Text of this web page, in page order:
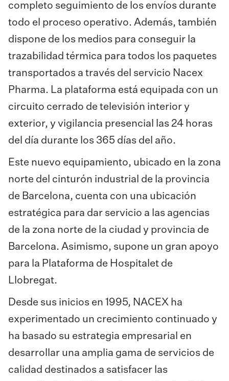
completo seguimiento de los envíos durante
todo el proceso operativo. Además, también
dispone de los medios para conseguir la
trazabilidad térmica para todos los paquetes
transportados a través del servicio Nacex
Pharma. La plataforma está equipada con un
circuito cerrado de televisión interior y
exterior, y vigilancia presencial las 24 horas
del día durante los 365 días del año.
Este nuevo equipamiento, ubicado en la zona
norte del cinturón industrial de la provincia
de Barcelona, cuenta con una ubicación
estratégica para dar servicio a las agencias
de la zona norte de la ciudad y provincia de
Barcelona. Asimismo, supone un gran apoyo
para la Plataforma de Hospitalet de
Llobregat.
Desde sus inicios en 1995, NACEX ha
experimentado un crecimiento continuado y
ha basado su estrategia empresarial en
desarrollar una amplia gama de servicios de
calidad destinados a satisfacer las